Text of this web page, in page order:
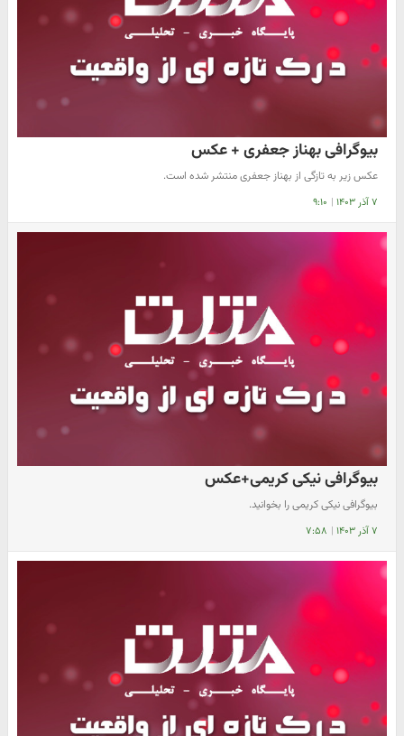
بیوگرافی بهناز جعفری + عکس
عکس زیر به تازگی از بهناز جعفری منتشر شده است.
۷ آذر ۱۴۰۳ | ۹:۱۰
بیوگرافی نیکی کریمی+عکس
بیوگرافی نیکی کریمی را بخوانید.
۷ آذر ۱۴۰۳ | ۷:۵۸